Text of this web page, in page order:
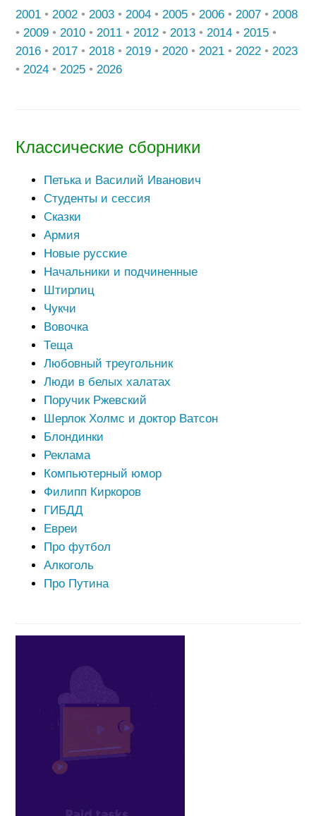
2001 • 2002 • 2003 • 2004 • 2005 • 2006 • 2007 • 2008
• 2009 • 2010 • 2011 • 2012 • 2013 • 2014 • 2015 •
2016 • 2017 • 2018 • 2019 • 2020 • 2021 • 2022 • 2023
• 2024 • 2025 • 2026
Классические сборники
Петька и Василий Иванович
Студенты и сессия
Сказки
Армия
Новые русские
Начальники и подчиненные
Штирлиц
Чукчи
Вовочка
Теща
Любовный треугольник
Люди в белых халатах
Поручик Ржевский
Шерлок Холмс и доктор Ватсон
Блондинки
Реклама
Компьютерный юмор
Филипп Киркоров
ГИБДД
Евреи
Про футбол
Алкоголь
Про Путина